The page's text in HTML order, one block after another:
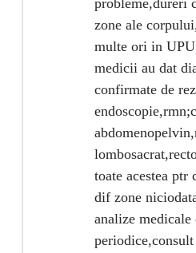
probleme,dureri
zone ale
multe ori in
medicii au dat
confirmate de
toate acestea ptr
dif zone
analize